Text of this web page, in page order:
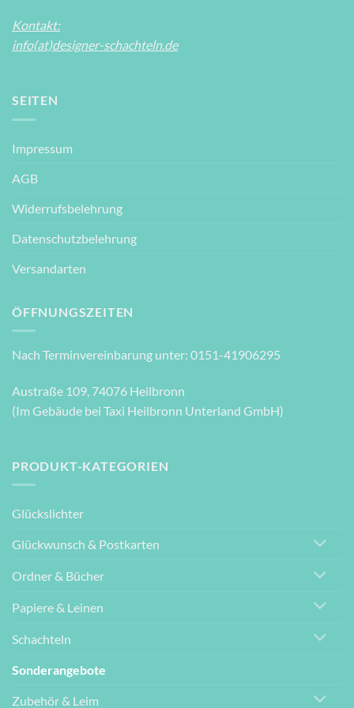
Kontakt:
info(at)designer-schachteln.de
SEITEN
Impressum
AGB
Widerrufsbelehrung
Datenschutzbelehrung
Versandarten
ÖFFNUNGSZEITEN
Nach Terminvereinbarung unter: 0151-41906295
Austraße 109, 74076 Heilbronn
(Im Gebäude bei Taxi Heilbronn Unterland GmbH)
PRODUKT-KATEGORIEN
Glückslichter
Glückwunsch & Postkarten
Ordner & Bücher
Papiere & Leinen
Schachteln
Sonderangebote
Zubehör & Leim